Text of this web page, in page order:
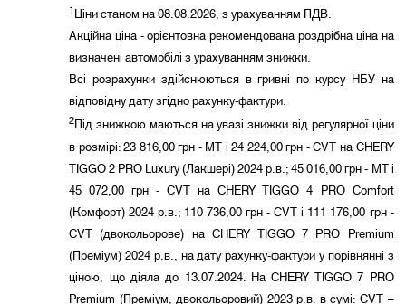
1Ціни станом на 08.08.2026, з урахуванням ПДВ.
Акційна ціна - орієнтовна рекомендована роздрібна ціна на
визначені автомобілі з урахуванням знижки.
Всі розрахунки здійснюються в гривні по курсу НБУ на
відповідну дату згідно рахунку-фактури.
2Під знижкою маються на увазі знижки від регулярної ціни
в розмірі: 23 816,00 грн - MT і 24 224,00 грн - CVT на CHERY
TIGGO 2 PRO Luxury (Лакшері) 2024 р.в.; 45 016,00 грн - MT і
45 072,00 грн - CVT на CHERY TIGGO 4 PRO Comfort
(Комфорт) 2024 р.в.; 110 736,00 грн - CVT і 111 176,00 грн -
CVT (двокольорове) на CHERY TIGGO 7 PRO Premium
(Преміум) 2024 р.в., на дату рахунку-фактури у порівнянні з
ціною, що діяла до 13.07.2024. На CHERY TIGGO 7 PRO
Premium (Преміум, двокольоровий) 2023 р.в. в сумі: CVT –